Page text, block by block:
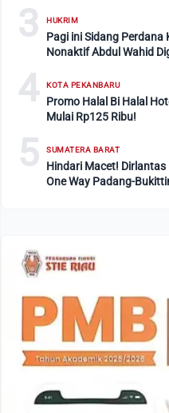
3 HUKRIM
Pagi ini Sidang Perdana
Nonaktif Abdul Wahid
4 KOTA PEKANBARU
Promo Halal Bi Halal
Mulai Rp125 Ribu!
5 SUMATERA BARAT
Hindari Macet!
One Way Padang-